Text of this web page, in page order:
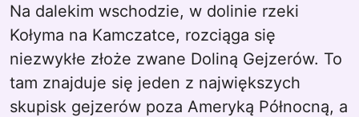
Na dalekim wschodzie, w dolinie rzeki
Kołyma na Kamczatce, rozciąga się
niezwykłe złoże zwane Doliną Gejzerów. To
tam znajduje się jeden z największych
skupisk gejzerów poza Ameryką Północną, a